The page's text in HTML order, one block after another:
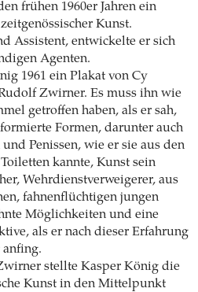
frühen 1960er Jahren ein
Kunst.
Assistent, entwickelte er sich
Agenten.
1961 ein Plakat von Cy
Zwirner. Es muss ihn wie
getroffen haben, als er sah,
Formen, darunter auch
Penissen, wie er sie aus den
kannte, Kunst sein
Wehrdienstverweigerer, aus
fahnenflüchtigen jungen
Möglichkeiten und eine
als er nach dieser Erfahrung
stellte Kasper König die
Kunst in den Mittelpunkt